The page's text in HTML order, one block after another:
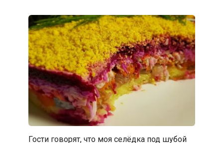
Гости говорят, что моя селёдка под шубой